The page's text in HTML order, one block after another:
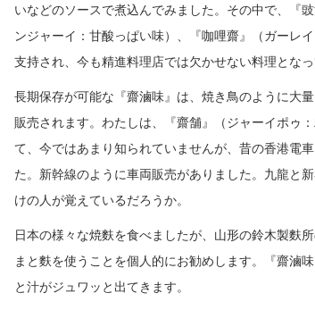
いなどのソースで煮込んでみました。その中で、『
ンジャーイ：甘酸っぱい味）、『咖哩齋』（ガーレ
支持され、今も精進料理店では欠かせない料理となっ
長期保存が可能な『齋滷味』は、焼き鳥のように大
販売されます。わたしは、『齋舗』（ジャーイポゥ
て、今ではあまり知られていませんが、昔の香港電
た。新幹線のように車両販売がありました。九龍と
けの人が覚えているだろうか。
日本の様々な焼麩を食べましたが、山形の鈴木製麩
まと麩を使うことを個人的にお勧めします。『齋滷
と汁がジュワッと出てきます。